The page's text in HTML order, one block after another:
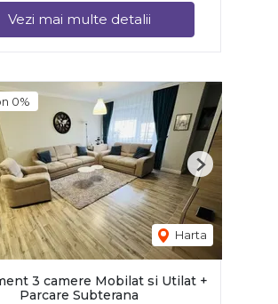
Vezi mai multe detalii
0%
Harta
Next
3 camere Mobilat si Utilat +
Parcare Subterana